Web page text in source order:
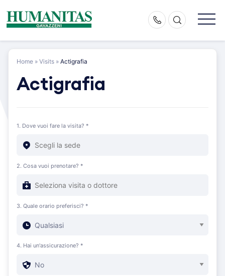
content
Home » Visits » Actigrafia
Actigrafia
1. Dove vuoi fare la visita? *
2. Cosa vuoi prenotare? *
3. Quale orario preferisci? *
4. Hai un'assicurazione? *